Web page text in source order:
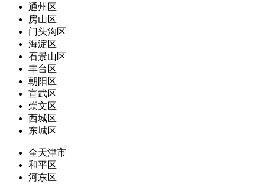
通州区
房山区
门头沟区
海淀区
石景山区
丰台区
朝阳区
宣武区
崇文区
西城区
东城区
全天津市
和平区
河东区